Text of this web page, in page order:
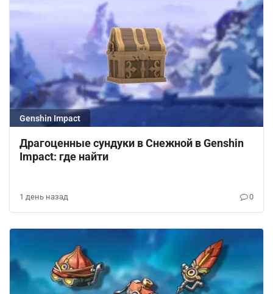
Genshin Impact
Драгоценные сундуки в Снежной в Genshin
Impact: где найти
1 день назад 0